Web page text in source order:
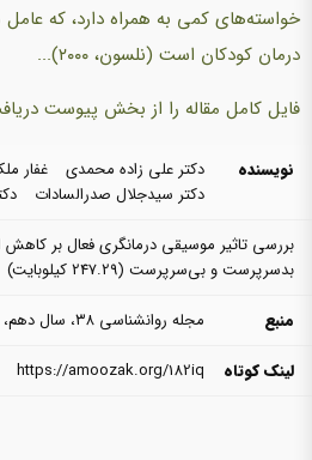
خواسته‌های کمی به همراه دارد، که عامل
درمان کودکان است (نلسون، ۲۰۰۰)...
فایل کامل مقاله را از بخش پیوست
نویسنده دکتر علی زاده محمدی
غفار
دکتر سیدجلال صدرالسادات
بررسی تاثیر موسیقی درمانگری فعال بر کاهش
بدسرپرست و بی‌سرپرست (247.29 کیلوبایت)
منبع
مجله روانشناسی ۳۸، سال دهم، شماره ۲، تابستان ۱۳۸۵
لینک کوتاه
https://amoozak.org/182iq